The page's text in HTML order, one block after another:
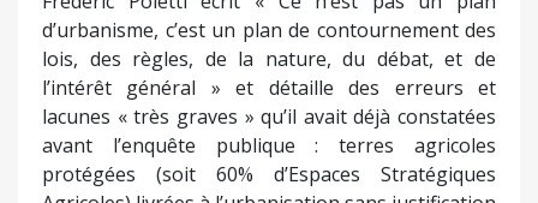
a remis aux médias un dossier de presse intitulé «
Révision du PLU de Bastia : ce qu’on ne vous a pas
dit ». Dans ledit document, est pointée du doigt ce
qui constitue selon son auteur, une persistance
de la municipalité bastiaise dans les erreurs et les
manquements et le caractère timoré du rapport
d’enquête. .